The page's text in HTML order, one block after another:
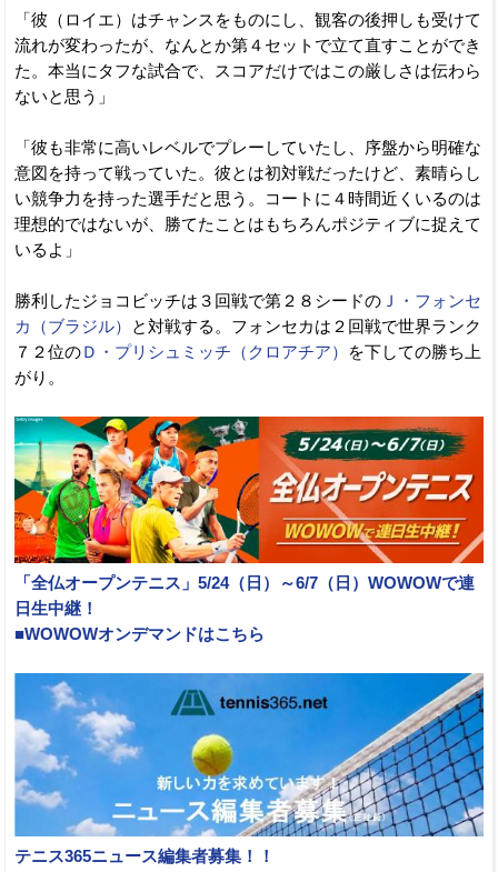
「彼（ロイエ）はチャンスをものにし、観客の後押しも受けて
流れが変わったが、なんとか第４セットで立て直すことができ
た。本当にタフな試合で、スコアだけではこの厳しさは伝わら
ないと思う」
「彼も非常に高いレベルでプレーしていたし、序盤から明確な
意図を持って戦っていた。彼とは初対戦だったけど、素晴らし
い競争力を持った選手だと思う。コートに４時間近くいるのは
理想的ではないが、勝てたことはもちろんポジティブに捉えて
いるよ」
勝利したジョコビッチは３回戦で第２８シードの Ｊ・フォンセ
カ（ブラジル）
と対戦する。フォンセカは２回戦で世界ランク
７２位のＤ・プリシュミッチ（クロアチア）
を下しての勝ち上
がり。
「全仏オープンテニス」5/24（日）～6/7（日）WOWOWで連
日生中継！
■WOWOWオンデマンドはこちら
テニス365ニュース編集者募集！！